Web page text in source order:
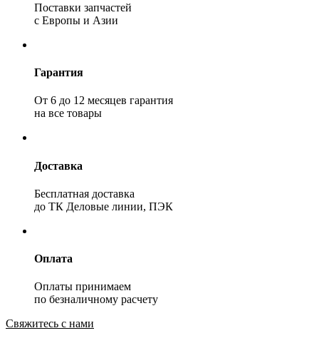
Поставки запчастей
с Европы и Азии
Гарантия
От 6 до 12 месяцев гарантия
на все товары
Доставка
Бесплатная доставка
до ТК Деловые линии, ПЭК
Оплата
Оплаты принимаем
по безналичному расчету
Свяжитесь с нами